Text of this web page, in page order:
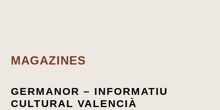
MAGAZINES
GERMANOR – INFORMATIU
CULTURAL VALENCIÀ